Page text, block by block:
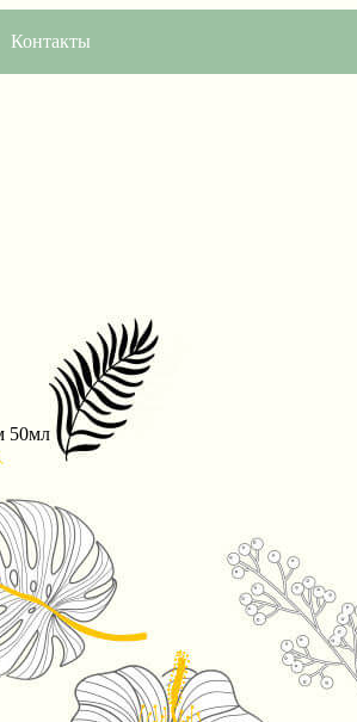
Контакты
50мл